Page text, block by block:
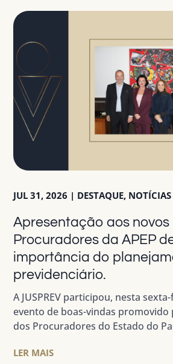
Apresentação aos novos
Procuradores da APEP
importância do
previdenciário.
JUL 31, 2026 | DESTAQUE, NOTÍCIAS
A JUSPREV participou, nesta
evento de boas-vindas promovido
dos Procuradores do Estado do
LER MAIS